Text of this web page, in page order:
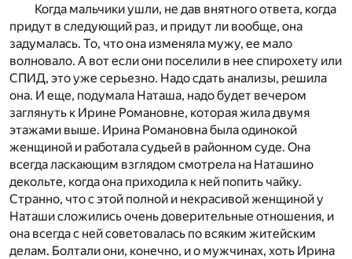
Когда мальчики ушли, не дав внятного ответа, когда
придут в следующий раз, и придут ли вообще, она
задумалась. То, что она изменяла мужу, ее мало
волновало. А вот если они поселили в нее спирохету или
СПИД, это уже серьезно. Надо сдать анализы, решила
она. И еще, подумала Наташа, надо будет вечером
заглянуть к Ирине Романовне, которая жила двумя
этажами выше. Ирина Романовна была одинокой
женщиной и работала судьей в районном суде. Она
всегда ласкающим взглядом смотрела на Наташино
декольте, когда она приходила к ней попить чайку.
Странно, что с этой полной и некрасивой женщиной у
Наташи сложились очень доверительные отношения, и
она всегда с ней советовалась по всяким житейским
делам. Болтали они, конечно, и о мужчинах, хоть Ирина